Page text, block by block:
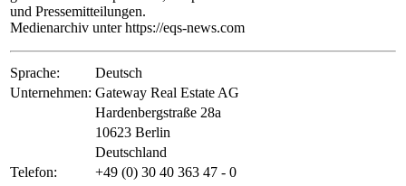
und Pressemitteilungen.
Medienarchiv unter https://eqs-news.com
Sprache:
Deutsch
Unternehmen: Gateway Real Estate AG
Hardenbergstraße 28a
10623 Berlin
Deutschland
Telefon:
+49 (0) 30 40 363 47 - 0